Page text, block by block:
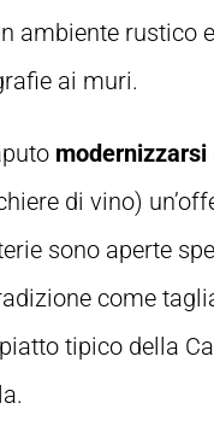
ambiente rustico
ai muri.
modernizzarsi
di vino)
sono aperte
come
tipico della